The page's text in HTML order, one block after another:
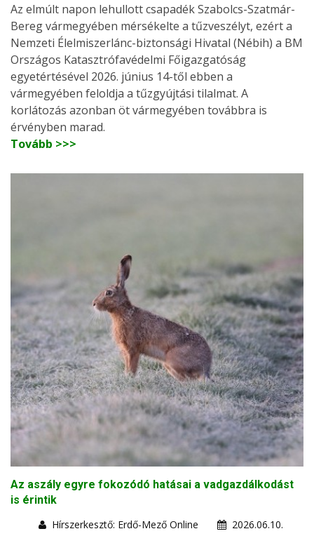
Az elmúlt napon lehullott csapadék Szabolcs-Szatmár-
Bereg vármegyében mérsékelte a tűzveszélyt, ezért a
Nemzeti Élelmiszerlánc-biztonsági Hivatal (Nébih) a BM
Országos Katasztrófavédelmi Főigazgatóság
egyetértésével 2026. június 14-től ebben a
vármegyében feloldja a tűzgyújtási tilalmat. A
korlátozás azonban öt vármegyében továbbra is
érvényben marad.
Tovább >>>
Az aszály egyre fokozódó hatásai a vadgazdálkodást
is érintik
Hírszerkesztő: Erdő-Mező Online
2026.06.10.